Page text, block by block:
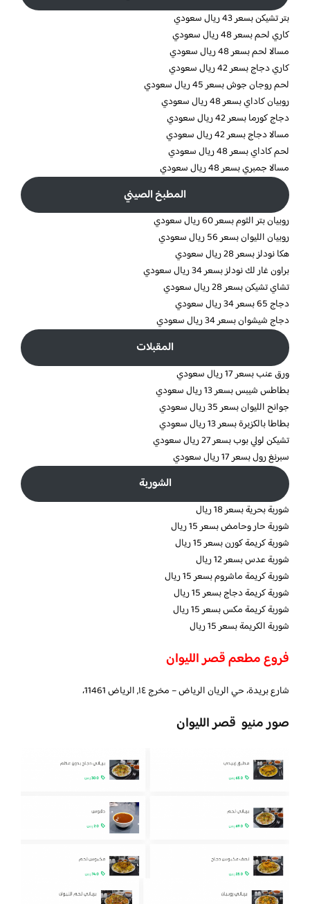
بتر تشيكن بسعر 43 ريال سعودي
كاري لحم بسعر 48 ريال سعودي
مسالا لحم بسعر 48 ريال سعودي
كاري دجاج بسعر 42 ريال سعودي
لحم روجان جوش بسعر 45 ريال سعودي
روبيان كاداي بسعر 48 ريال سعودي
دجاج كورما بسعر 42 ريال سعودي
مسالا دجاج بسعر 42 ريال سعودي
لحم كاداي بسعر 48 ريال سعودي
مسالا جمبري بسعر 48 ريال سعودي
المطبخ الصيني
روبيان بتر الثوم بسعر 60 ريال سعودي
روبيان الليوان بسعر 56 ريال سعودي
هكا نودلز بسعر 28 ريال سعودي
براون غار لك نودلز بسعر 34 ريال سعودي
تشاي تشيكن بسعر 28 ريال سعودي
دجاج 65 بسعر 34 ريال سعودي
دجاج شيشوان بسعر 34 ريال سعودي
المقبلات
ورق عنب بسعر 17 ريال سعودي
بطاطس شيبس بسعر 13 ريال سعودي
جوانح الليوان بسعر 35 ريال سعودي
بطاطا بالكزبرة بسعر 13 ريال سعودي
تشيكن لولي بوب بسعر 27 ريال سعودي
سبرنغ رول بسعر 17 ريال سعودي
الشوربة
شوربة بحرية بسعر 18 ريال
شوربة حار وحامض بسعر 15 ريال
شوربة كريمة كورن بسعر 15 ريال
شوربة عدس بسعر 12 ريال
شوربة كريمة ماشروم بسعر 15 ريال
شوربة كريمة دجاج بسعر 15 ريال
شوربة كريمة مكس بسعر 15 ريال
شوربة الكريمة بسعر 15 ريال
فروع مطعم قصر الليوان
شارع بريدة، حي الريان الرياض – مخرج ١٤, الرياض 11461،
صور منيو قصر الليوان